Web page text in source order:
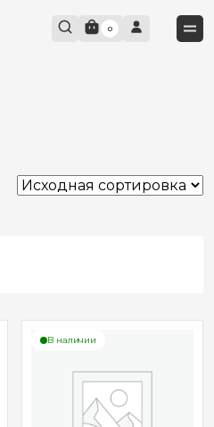
0
В наличии